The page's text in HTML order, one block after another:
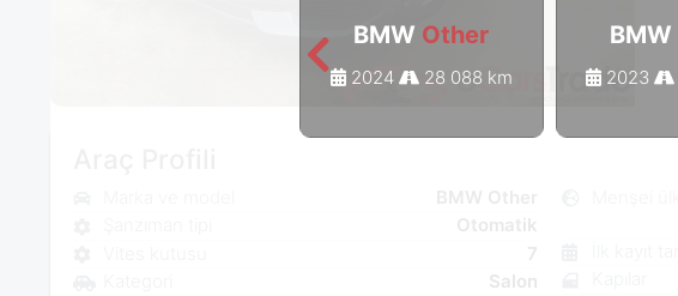
BMW Other
2024 28 088 km
BMW
2023
7
Salon